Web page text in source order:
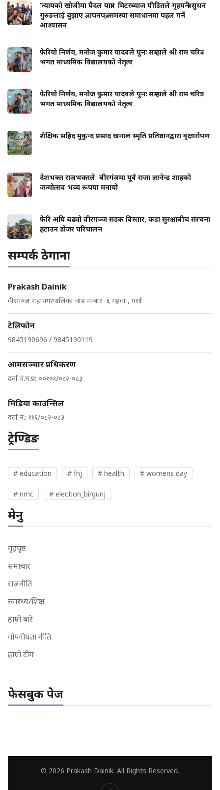
‘न्यायको खोजीमा पैदल यात्रा’ मिटरब्याज पीडितले गृहमन्त्री सुधन
गुरुङलाई बुझाए ज्ञापनपत्र, समस्या समाधानमा पहल गर्ने
आश्वासन
फेरियो निर्णय, मनोज कुमार यादवले पुनः सम्हाले श्री राम चरित्र
भगत माध्यमिक विद्यालयको नेतृत्व
फेरियो निर्णय, मनोज कुमार यादवले पुनः सम्हाले श्री राम चरित्र
भगत माध्यमिक विद्यालयको नेतृत्व
शैक्षिक सहिद मुकुन्द प्रसाद खनाल स्मृति प्रतिष्ठानद्वारा वृक्षारोपण
देशभक्त राजभक्तले बीरगंजमा पूर्व राजा ज्ञानेन्द्र शाहको
जन्मोत्सव भव्य रूपमा मनायो
फेरि अघि बढ्यो वीरगञ्ज सडक विस्तार, कडा सुरक्षाबीच संरचना
हटाउन डोजर परिचालन
सम्पर्क ठेगाना
Prakash Dainik
वीरगञ्ज महानगरपालिका वाड नम्बार -६ गहवा , पर्सा
टेलिफोन
9845190696 / 9845190119
आमसञ्चार प्रधिकरण
दर्ता नं.म.प्र: ००१०१/०८२-०८३
मिडिया काउन्सिल
दर्ता नं.: ११६/०८२-०८३
ट्रेण्डिङ
# education # fnj # health # womens day
# nmc # election_birgunj
मेनु
गृहपृष्ठ
समाचार
राजनीति
स्वास्थ्य/शिक्षा
हाम्रो बारे
गोपनीयता नीति
हाम्रो टीम
फेसबुक पेज
© 2026 Prakash Dainik. All Rights Reserved.